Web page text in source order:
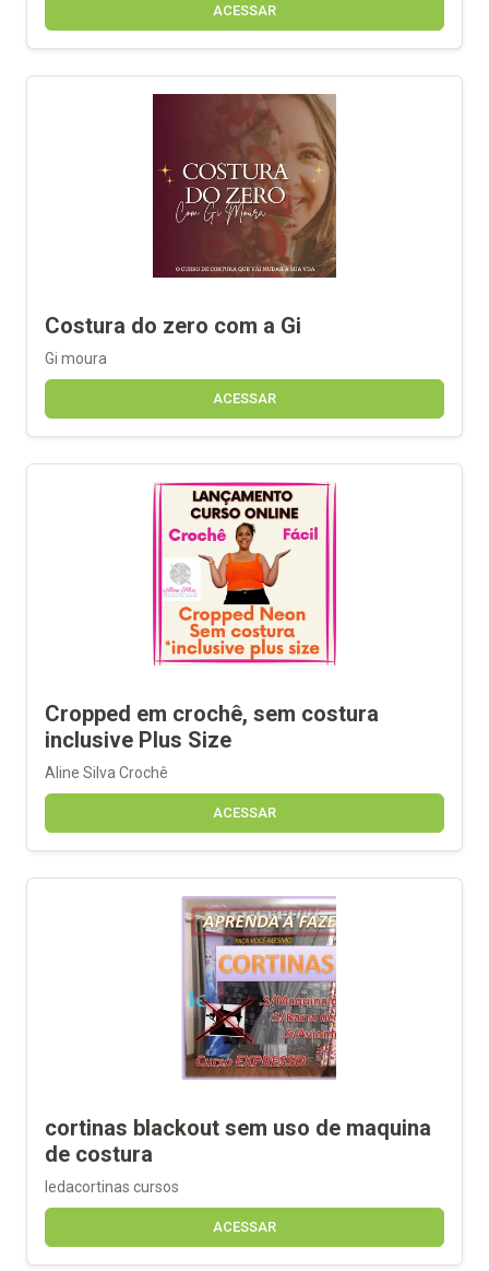
ACESSAR
Costura do zero com a Gi
Gi moura
ACESSAR
Cropped em crochê, sem costura
inclusive Plus Size
Aline Silva Crochê
ACESSAR
cortinas blackout sem uso de maquina
de costura
ledacortinas cursos
ACESSAR